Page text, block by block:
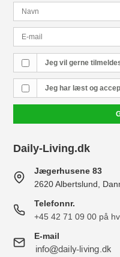
Jeg vil gerne
Jeg har læst og
Daily-Living.dk
Jægerhusene 83
2620 Albertslund,
Telefonnr.
+45 42 71 09 00 på
E-mail